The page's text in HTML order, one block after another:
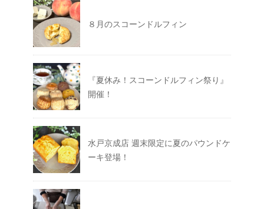
８月のスコーンドルフィン
『夏休み！スコーンドルフィン祭り』
開催！
水戸京成店 週末限定に夏のパウンドケ
ーキ登場！